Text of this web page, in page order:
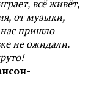
всё живёт,
от музыки,
пришло
не ожидали.
—